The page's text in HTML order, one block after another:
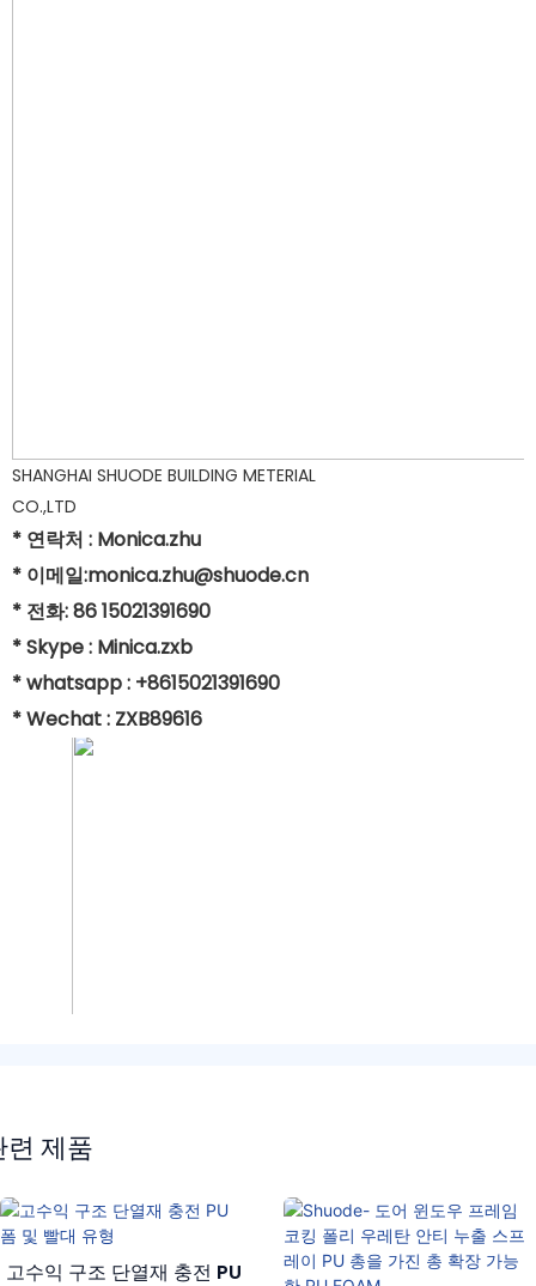
SHANGHAI SHUODE BUILDING METERIAL
CO.,LTD
* 연락처 : Monica.zhu
* 이메일:monica.zhu@shuode.cn
* 전화: 86 15021391690
* Skype : Minica.zxb
* whatsapp : +8615021391690
* Wechat : ZXB89616
련 제품
고수익 구조 단열재 충전 PU